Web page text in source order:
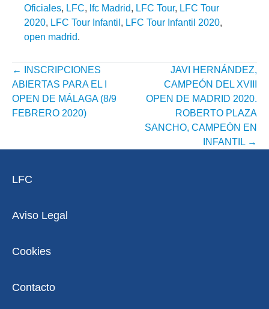
Oficiales, LFC, lfc Madrid, LFC Tour, LFC Tour
2020, LFC Tour Infantil , LFC Tour Infantil 2020,
open madrid.
NAVEGACIÓN
POR
←
INSCRIPCIONES
ABIERTAS PARA EL I
OPEN DE MÁLAGA (8/9
FEBRERO 2020)
JAVI HERNÁNDEZ,
CAMPEÓN DEL XVIII
OPEN DE MADRID 2020.
ROBERTO PLAZA
SANCHO, CAMPEÓN EN
INFANTIL →
LFC
Aviso Legal
Cookies
Contacto